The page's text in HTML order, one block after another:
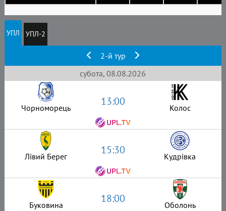
УПЛ УПЛ-2
2-й тур
субота, 08.08.2026
Чорноморець 13:00 Колос
Лівий Берег 15:30 Кудрівка
Буковина 18:00 Оболонь